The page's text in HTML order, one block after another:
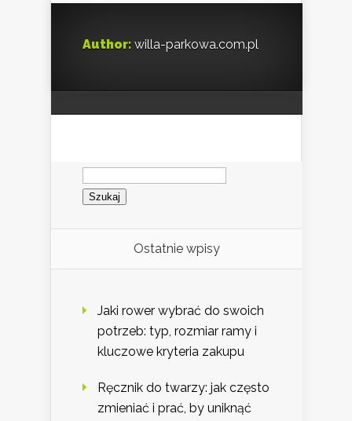
Author: willa-parkowa.com.pl
Szukaj:
Ostatnie wpisy
Jaki rower wybrać do swoich
potrzeb: typ, rozmiar ramy i
kluczowe kryteria zakupu
Ręcznik do twarzy: jak często
zmieniać i prać, by uniknąć